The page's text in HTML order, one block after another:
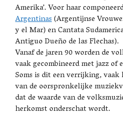
Amerika’. Voor haar
Argentinas(Argentijnse
y el Mar) en Cantata
Antiguo Dueño de las Flechas).
Vanaf de jaren 90 worden de
vaak gecombineerd met jazz
Soms is dit een verrijking, vaak
van de oorspronkelijke
dat de waarde van de
herkomst onderschat wordt.